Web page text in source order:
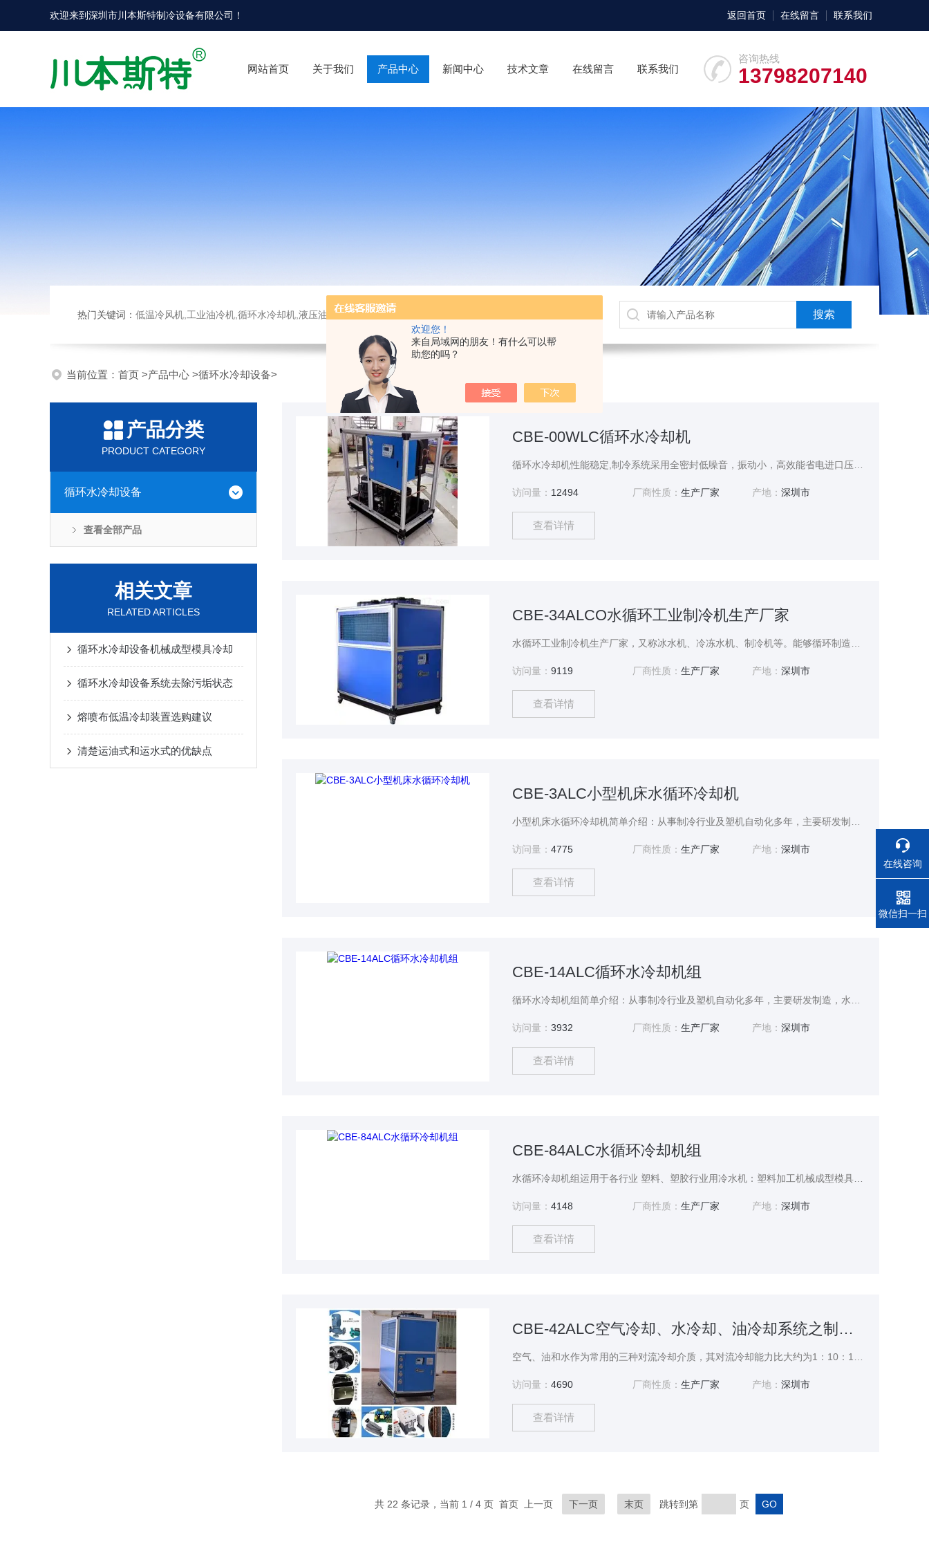
欢迎您！
来自局域网的朋友！有什么可以帮
助您的吗？
欢迎来到深圳市川本斯特制冷设备有限公司 ！ 返回首页 在线留言 联系我们
咨询热线
13798207140
网站首页 关于我们 产品中心 新闻中心 技术文章 在线留言 联系我们
热门关键词： 低温冷风机,工业油冷机,循环水冷却机,液压油冷却机
当前位置： 首页 >产品中心 >循环水冷却设备>
产品分类
PRODUCT CATEGORY
循环水冷却设备
查看全部产品
相关文章
RELATED ARTICLES
循环水冷却设备机械成型模具冷却
循环水冷却设备系统去除污垢状态
熔喷布低温冷却装置选购建议
清楚运油式和运水式的优缺点
CBE-00WLC循环水冷却机
访问量： 12494 厂商性质： 生产厂家 产地：深圳市
查看详情
CBE-34ALCO水循环工业制冷机生产厂家
访问量：9119 厂商性质： 生产厂家 产地：深圳市
查看详情
CBE-3ALC小型机床水循环冷却机
访问量：4775 厂商性质： 生产厂家 产地：深圳市
查看详情
CBE-14ALC循环水冷却机组
访问量：3932 厂商性质： 生产厂家 产地：深圳市
查看详情
CBE-84ALC水循环冷却机组
访问量：4148 厂商性质： 生产厂家 产地：深圳市
查看详情
CBE-42ALC空气冷却、水冷却、油冷却系统之制冷机选配
访问量：4690 厂商性质： 生产厂家 产地：深圳市
查看详情
共 22 条记录，当前 1 / 4 页 首页 上一页 下一页 末页 跳转到第 页
在线咨询
电话
微信扫一扫